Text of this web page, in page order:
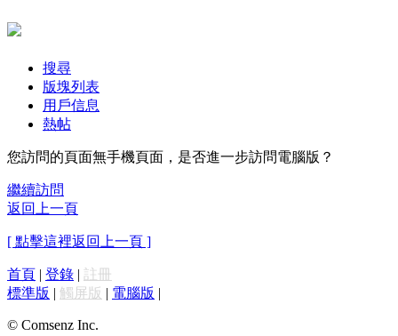
搜尋
版塊列表
用戶信息
熱帖
您訪問的頁面無手機頁面，是否進一步訪問電腦版？
繼續訪問
返回上一頁
[ 點擊這裡返回上一頁 ]
首頁 | 登錄 | 註冊
標準版 | 觸屏版 | 電腦版 |
© Comsenz Inc.